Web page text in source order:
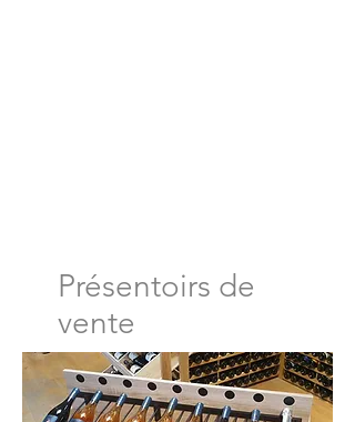
Présentoirs de
vente